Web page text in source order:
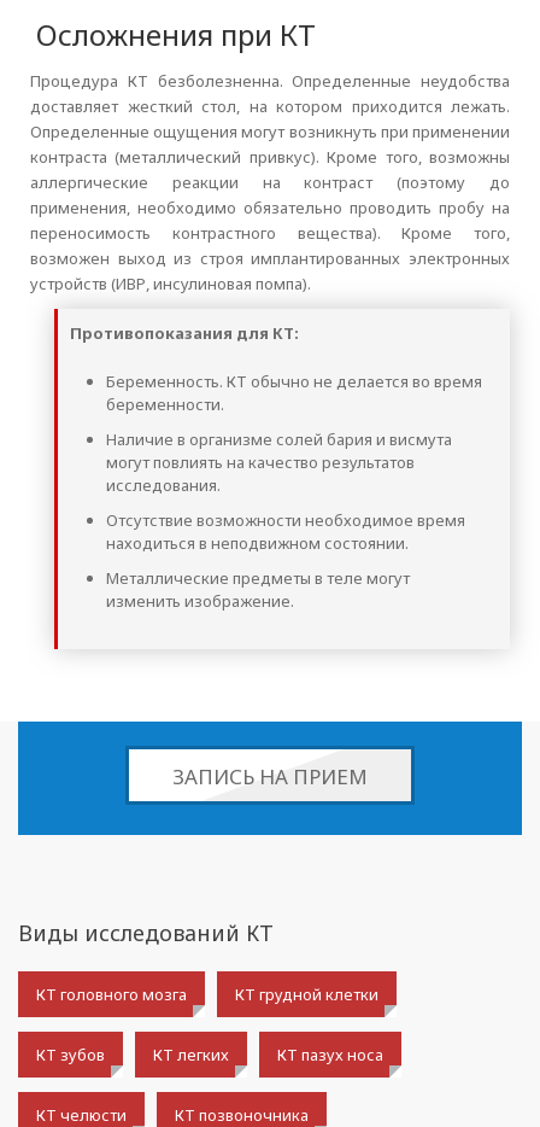
Осложнения при КТ
Процедура КТ безболезненна. Определенные неудобства
доставляет жесткий стол, на котором приходится лежать.
Определенные ощущения могут возникнуть при применении
контраста (металлический привкус). Кроме того, возможны
аллергические реакции на контраст (поэтому до
применения, необходимо обязательно проводить пробу на
переносимость контрастного вещества). Кроме того,
возможен выход из строя имплантированных электронных
устройств (ИВР, инсулиновая помпа).
Противопоказания для КТ:
Беременность. КТ обычно не делается во время
беременности.
Наличие в организме солей бария и висмута
могут повлиять на качество результатов
исследования.
Отсутствие возможности необходимое время
находиться в неподвижном состоянии.
Металлические предметы в теле могут
изменить изображение.
ЗАПИСЬ НА ПРИЕМ
Виды исследований КТ
КТ головного мозга КТ грудной клетки
КТ зубов КТ легких КТ пазух носа
КТ челюсти КТ позвоночника